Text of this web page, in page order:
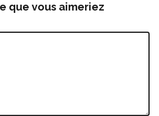
que vous aimeriez